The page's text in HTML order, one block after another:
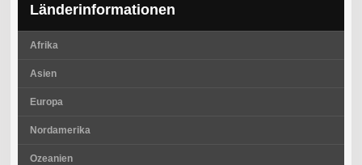
Länderinformationen
Afrika
Asien
Europa
Nordamerika
Ozeanien